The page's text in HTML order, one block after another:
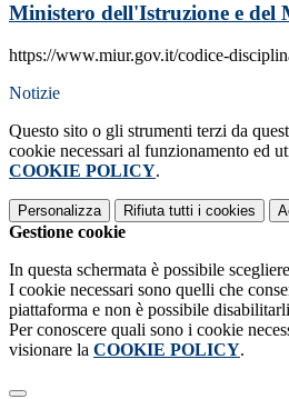
Ministero dell'Istruzione e del
https://www.miur.gov.it/codice-
Notizie
Questo sito o gli strumenti terzi da
cookie necessari al funzionamento ed
COOKIE POLICY.
Personalizza Rifiuta tutti i cookies
Gestione cookie
In questa schermata è possibile
I cookie necessari sono quelli che
piattaforma e non è possibile
Per conoscere quali sono i cookie
visionare la COOKIE POLICY.